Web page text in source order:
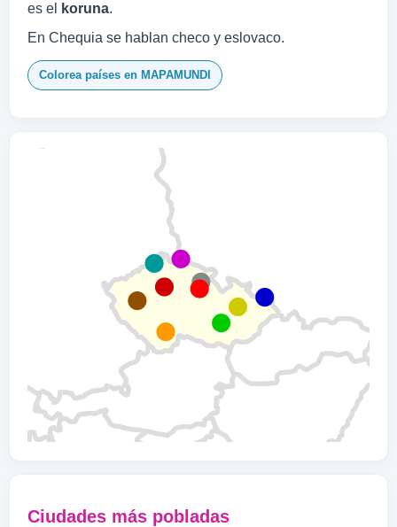
es el
koruna.
En Chequia se hablan checo y eslovaco.
Colorea países en MAPAMUNDI
Ciudades más pobladas